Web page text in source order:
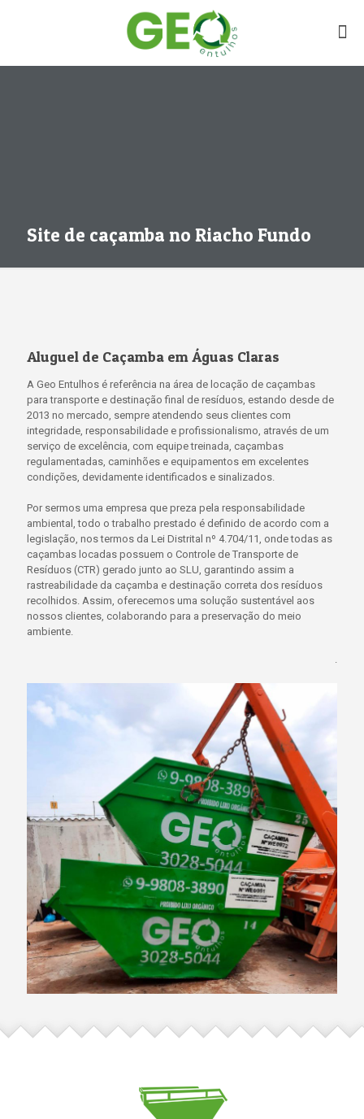
Site de caçamba no Riacho Fundo
Aluguel de Caçamba em Águas Claras
A Geo Entulhos é referência na área de locação de caçambas
para transporte e destinação final de resíduos, estando desde de
2013 no mercado, sempre atendendo seus clientes com
integridade, responsabilidade e profissionalismo, através de um
serviço de excelência, com equipe treinada, caçambas
regulamentadas, caminhões e equipamentos em excelentes
condições, devidamente identificados e sinalizados.
Por sermos uma empresa que preza pela responsabilidade
ambiental, todo o trabalho prestado é definido de acordo com a
legislação, nos termos da Lei Distrital nº 4.704/11, onde todas as
caçambas locadas possuem o Controle de Transporte de
Resíduos (CTR) gerado junto ao SLU, garantindo assim a
rastreabilidade da caçamba e destinação correta dos resíduos
recolhidos. Assim, oferecemos uma solução sustentável aos
nossos clientes, colaborando para a preservação do meio
ambiente.
.